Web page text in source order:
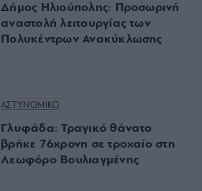
Δήμος Ηλιούπολης: Προσωρινή
αναστολή λειτουργίας των
Πολυκέντρων Ανακύκλωσης
ΑΣΤΥΝΟΜΙΚΟ
Γλυφάδα: Τραγικό θάνατο
βρήκε 76χρονη σε τροχαίο στη
Λεωφόρο Βουλιαγμένης